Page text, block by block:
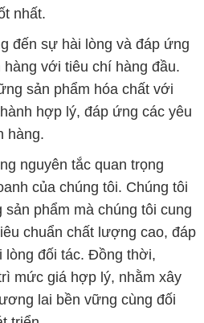
nhất.
đến sự hài lòng và đáp ứng
với tiêu chí hàng đầu.
sản phẩm hóa chất với
hợp lý, đáp ứng các yêu
hàng.
nguyên tắc quan trọng
của chúng tôi. Chúng tôi
phẩm mà chúng tôi cung
chuẩn chất lượng cao, đáp
lòng đối tác. Đồng thời,
mức giá hợp lý, nhằm xây
lai bền vững cùng đối